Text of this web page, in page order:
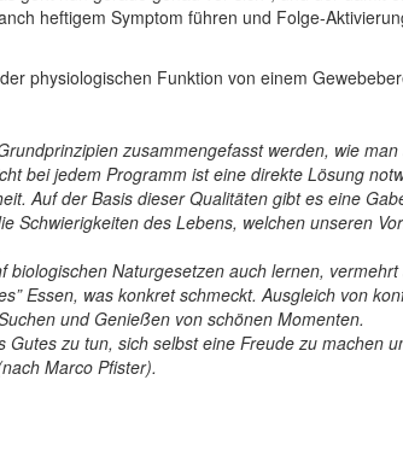
heftigem Symptom führen und Folge-
physiologischen Funktion von einem
zusammengefasst werden, wie
bei jedem Programm ist eine direkte Lösung
Auf der Basis dieser Qualitäten gibt es eine
Schwierigkeiten des Lebens, welchen unseren
Naturgesetzen auch lernen,
Essen, was konkret schmeckt. Ausgleich von
und Genießen von schönen Momenten.
zu tun, sich selbst eine Freude zu machen
Marco Pfister).